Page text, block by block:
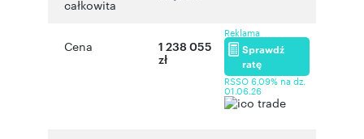
całkowita
Cena
1 238 055
zł
Reklama
Sprawdź
ratę
RSSO 6,09% na dz.
01.06.26